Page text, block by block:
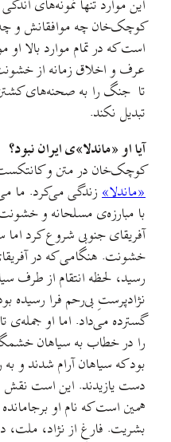
این موارد تنها نمونه‌های
کوچک‌خان چه موافقانش و چه
است که در تمام موارد بالا
عرف و اخلاق زمانه از
تا جنگ را به صحنه‌های
تبدیل نکند.
آیا او «ماندلا»ی ایران نبود؟
کوچک‌خان در متن و کانتکست
«ماندلا»
با مبارزه‌ی مسلحانه و
آفریقای جنوبی شروع کرد اما
خشونت. هنگامی که در
رسید، لحظه انتقام از طرف
نژادپرستِ بی‌رحم فرا رسیده
گسترده می‌داد. اما او
را در خطاب به سیاهان
بود که سیاهان آرام شدند و به
دست یازیدند. این است نقش
همین است که نام او
بشریت. فارغ از نژاد، ملت،